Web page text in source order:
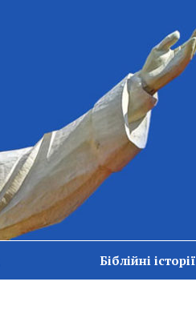
Біблійні історії